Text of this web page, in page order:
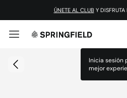
ÚNETE AL CLUB Y
Inicia sesión
mejor